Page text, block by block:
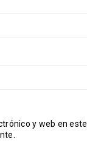
y web en